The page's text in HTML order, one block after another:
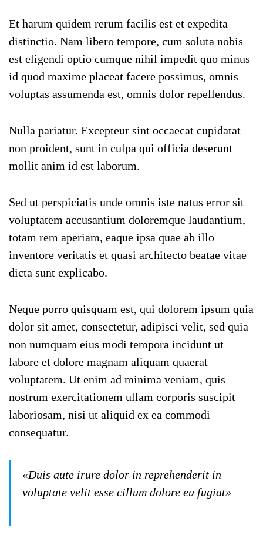
Et harum quidem rerum facilis est et expedita
distinctio. Nam libero tempore, cum soluta nobis
est eligendi optio cumque nihil impedit quo minus
id quod maxime placeat facere possimus, omnis
voluptas assumenda est, omnis dolor repellendus.
Nulla pariatur. Excepteur sint occaecat cupidatat
non proident, sunt in culpa qui officia deserunt
mollit anim id est laborum.
Sed ut perspiciatis unde omnis iste natus error sit
voluptatem accusantium doloremque laudantium,
totam rem aperiam, eaque ipsa quae ab illo
inventore veritatis et quasi architecto beatae vitae
dicta sunt explicabo.
Neque porro quisquam est, qui dolorem ipsum quia
dolor sit amet, consectetur, adipisci velit, sed quia
non numquam eius modi tempora incidunt ut
labore et dolore magnam aliquam quaerat
voluptatem. Ut enim ad minima veniam, quis
nostrum exercitationem ullam corporis suscipit
laboriosam, nisi ut aliquid ex ea commodi
consequatur.
«Duis aute irure dolor in reprehenderit in
voluptate velit esse cillum dolore eu fugiat»